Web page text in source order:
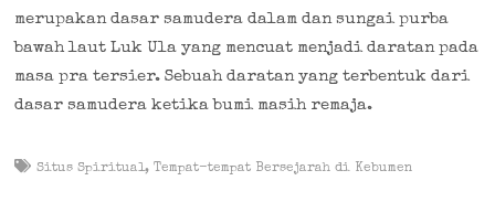
merupakan dasar samudera dalam dan sungai purba
bawah laut Luk Ula yang mencuat menjadi daratan pada
masa pra tersier. Sebuah daratan yang terbentuk dari
dasar samudera ketika bumi masih remaja.
Situs Spiritual,Tempat-tempat Bersejarah di Kebumen